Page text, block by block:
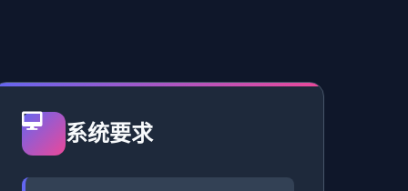
系统要求